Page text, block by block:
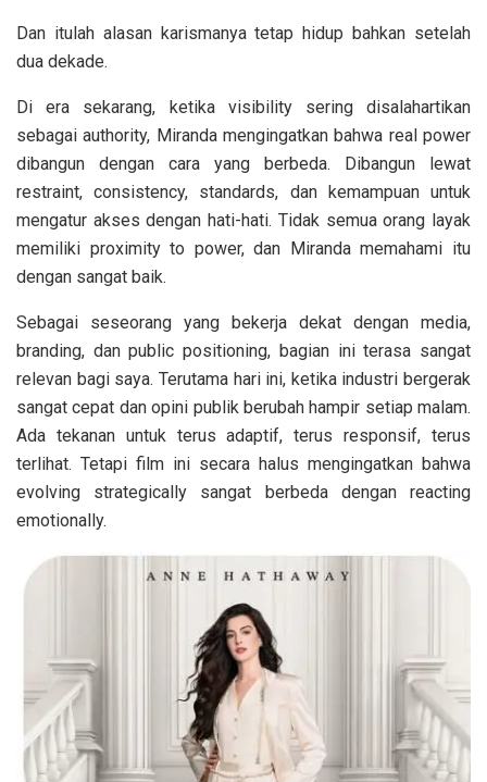
Dan itulah alasan karismanya tetap hidup bahkan setelah
dua dekade.
Di era sekarang, ketika visibility sering disalahartikan
sebagai authority, Miranda mengingatkan bahwa real power
dibangun dengan cara yang berbeda. Dibangun lewat
restraint, consistency, standards, dan kemampuan untuk
mengatur akses dengan hati-hati. Tidak semua orang layak
memiliki proximity to power, dan Miranda memahami itu
dengan sangat baik.
Sebagai seseorang yang bekerja dekat dengan media,
branding, dan public positioning, bagian ini terasa sangat
relevan bagi saya. Terutama hari ini, ketika industri bergerak
sangat cepat dan opini publik berubah hampir setiap malam.
Ada tekanan untuk terus adaptif, terus responsif, terus
terlihat. Tetapi film ini secara halus mengingatkan bahwa
evolving strategically sangat berbeda dengan reacting
emotionally.